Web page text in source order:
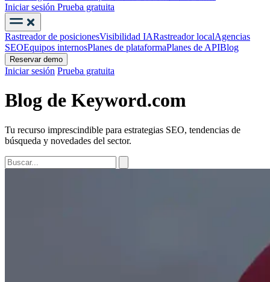
Iniciar sesión Prueba gratuita
Rastreador de posicionesVisibilidad IARastreador localAgencias
SEOEquipos internosPlanes de plataformaPlanes de APIBlog
Reservar demo
Iniciar sesión Prueba gratuita
Blog de Keyword.com
Tu recurso imprescindible para estrategias SEO, tendencias de
búsqueda y novedades del sector.